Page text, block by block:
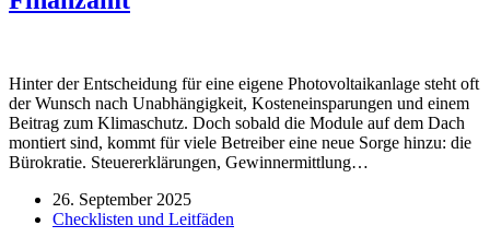
Hinter der Entscheidung für eine eigene Photovoltaikanlage steht oft
der Wunsch nach Unabhängigkeit, Kosteneinsparungen und einem
Beitrag zum Klimaschutz. Doch sobald die Module auf dem Dach
montiert sind, kommt für viele Betreiber eine neue Sorge hinzu: die
Bürokratie. Steuererklärungen, Gewinnermittlung…
26. September 2025
Checklisten und Leitfäden